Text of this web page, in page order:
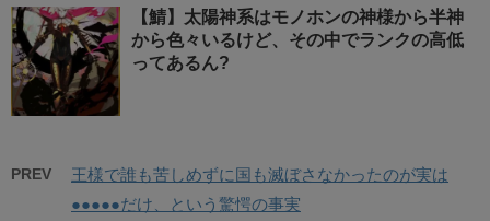
【鯖】太陽神系はモノホンの神様から半神
から色々いるけど、その中でランクの高低
ってあるん?
PREV
王様で誰も苦しめずに国も滅ぼさなかったのが実は
●●●●●だけ、という驚愕の事実